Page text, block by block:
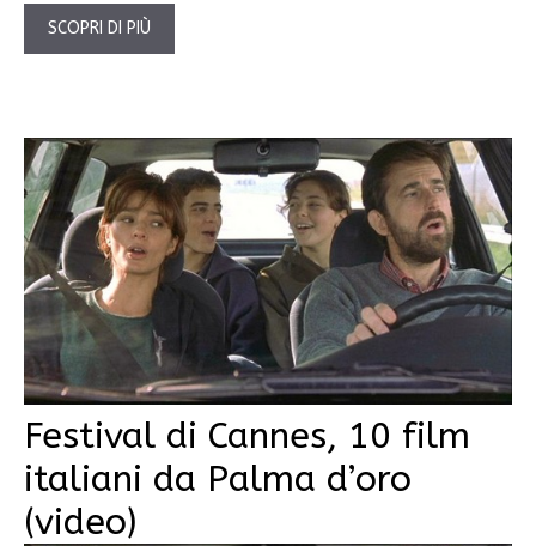
SCOPRI DI PIÙ
Festival di Cannes, 10 film
italiani da Palma d’oro
(video)